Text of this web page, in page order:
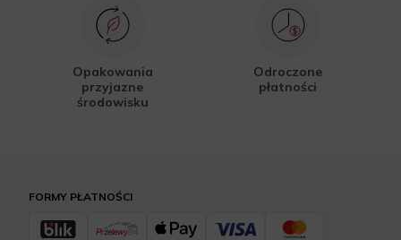
Opakowania
przyjazne
środowisku
Odroczone
płatności
FORMY PŁATNOŚCI